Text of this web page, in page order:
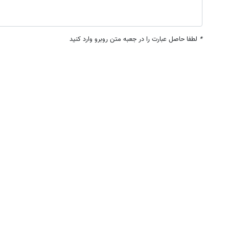
* لطفا حاصل عبارت را در جعبه متن روبرو وارد کنید